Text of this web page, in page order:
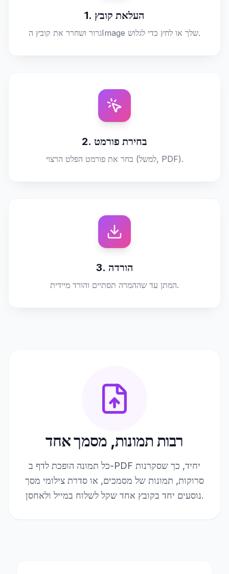
1. העלאת קובץ
גרור ושחרר את קובץ הImage שלך או לחץ כדי לגלוש.
2. בחירת פורמט
בחר את פורמט הפלט הרצוי (למשל, PDF).
3. הורדה
המתן עד שההמרה תסתיים והורד מיידית.
רבות תמונות, מסמך אחד
כל תמונה הופכת לדף ב-PDF יחיד, כך שסקרנות
סרוקות, תמונות של מסמכים, או סדרת צילומי מסך
נוסעים יחד בקובץ אחד שקל לשלוח במייל ולאחסן.